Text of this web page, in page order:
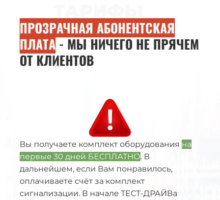
ПРОЗРАЧНАЯ АБОНЕНТСКАЯ
ПЛАТА- МЫ НИЧЕГО НЕ ПРЯЧЕМ
ОТ КЛИЕНТОВ
Вы получаете комплект оборудования на
первые 30 дней БЕСПЛАТНО. В
дальнейшем, если Вам понравилось,
оплачиваете счёт за комплект
сигнализации. В начале ТЕСТ-ДРАЙВа